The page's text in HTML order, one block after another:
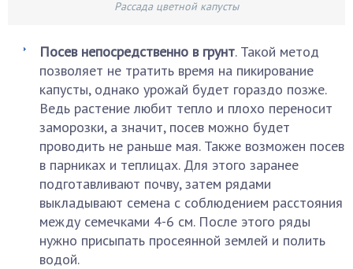
Рассада цветной капусты
Посев непосредственно в грунт. Такой метод
позволяет не тратить время на пикирование
капусты, однако урожай будет гораздо позже.
Ведь растение любит тепло и плохо переносит
заморозки, а значит, посев можно будет
проводить не раньше мая. Также возможен посев
в парниках и теплицах. Для этого заранее
подготавливают почву, затем рядами
выкладывают семена с соблюдением расстояния
между семечками 4-6 см. После этого ряды
нужно присыпать просеянной землей и полить
водой.